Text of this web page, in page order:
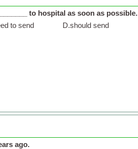
to hospital as soon as possible.
to send D.should send
ago.